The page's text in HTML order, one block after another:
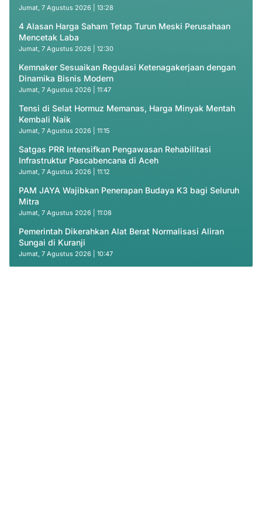
Jumat, 7 Agustus 2026 | 13:28
4 Alasan Harga Saham Tetap Turun Meski Perusahaan
Mencetak Laba
Jumat, 7 Agustus 2026 | 12:30
Kemnaker Sesuaikan Regulasi Ketenagakerjaan dengan
Dinamika Bisnis Modern
Jumat, 7 Agustus 2026 | 11:47
Tensi di Selat Hormuz Memanas, Harga Minyak Mentah
Kembali Naik
Jumat, 7 Agustus 2026 | 11:15
Satgas PRR Intensifkan Pengawasan Rehabilitasi
Infrastruktur Pascabencana di Aceh
Jumat, 7 Agustus 2026 | 11:12
PAM JAYA Wajibkan Penerapan Budaya K3 bagi Seluruh
Mitra
Jumat, 7 Agustus 2026 | 11:08
Pemerintah Dikerahkan Alat Berat Normalisasi Aliran
Sungai di Kuranji
Jumat, 7 Agustus 2026 | 10:47